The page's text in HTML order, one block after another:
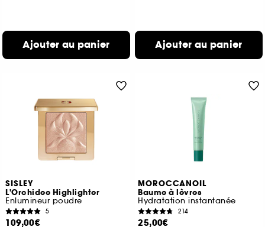
Ajouter au panier Ajouter au panier
SISLEY
L'Orchidee Highlighter
Enlumineur poudre
5
109,00€
MOROCCANOIL
Baume à lèvres
Hydratation instantanée
214
25,00€